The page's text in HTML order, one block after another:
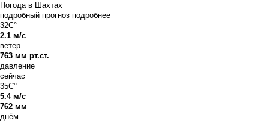
Погода в Шахтах
подробный прогноз подробнее
32C°
2.1 м/с
ветер
763 мм рт.ст.
давление
сейчас
35C°
5.4 м/с
762 мм
днём